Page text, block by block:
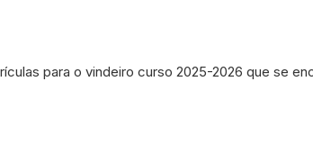
para o vindeiro curso 2025-2026 que se